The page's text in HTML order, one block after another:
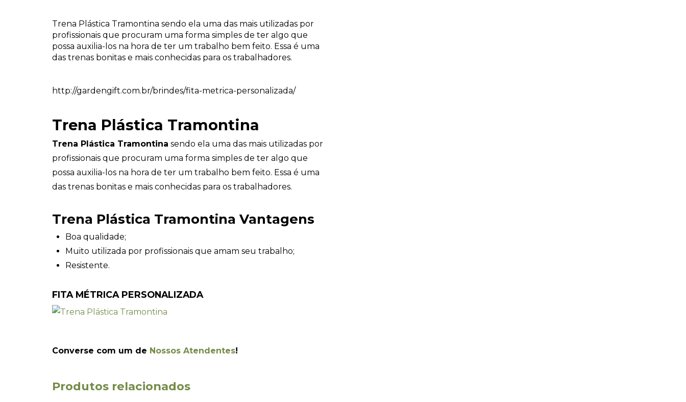
Trena Plástica Tramontina sendo ela uma das mais utilizadas por
profissionais que procuram uma forma simples de ter algo que
possa auxilia-los na hora de ter um trabalho bem feito. Essa é uma
das trenas bonitas e mais conhecidas para os trabalhadores.
http://gardengift.com.br/brindes/fita-metrica-personalizada/
Trena Plástica Tramontina
Trena Plástica Tramontina sendo ela uma das mais utilizadas por
profissionais que procuram uma forma simples de ter algo que
possa auxilia-los na hora de ter um trabalho bem feito. Essa é uma
das trenas bonitas e mais conhecidas para os trabalhadores.
Trena Plástica Tramontina Vantagens
Boa qualidade;
Muito utilizada por profissionais que amam seu trabalho;
Resistente.
FITA MÉTRICA PERSONALIZADA
Converse com um de Nossos Atendentes!
Produtos relacionados
Garden Gift